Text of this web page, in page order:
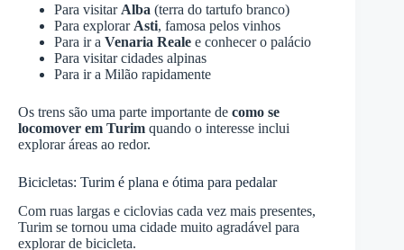
Para visitar Alba (terra do tartufo branco)
Para explorar Asti, famosa pelos vinhos
Para ir a Venaria Reale e conhecer o palácio
Para visitar cidades alpinas
Para ir a Milão rapidamente
Os trens são uma parte importante de como se
locomover em Turim quando o interesse inclui
explorar áreas ao redor.
Bicicletas: Turim é plana e ótima para pedalar
Com ruas largas e ciclovias cada vez mais presentes,
Turim se tornou uma cidade muito agradável para
explorar de bicicleta.